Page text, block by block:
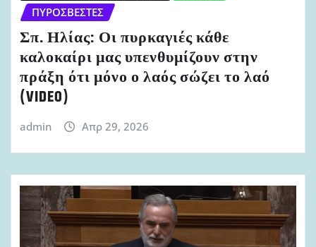
ΠΥΡΟΣΒΈΣΤΕΣ
Σπ. Ηλίας: Οι πυρκαγιές κάθε
καλοκαίρι μας υπενθυμίζουν στην
πράξη ότι μόνο ο λαός σώζει το λαό
(VIDEO)
admin Απρ 29, 2026